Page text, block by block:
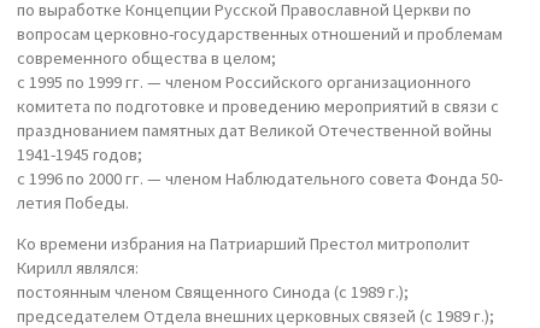
по выработке Концепции Русской Православной Церкви по
вопросам церковно-государственных отношений и проблемам
современного общества в целом;
с 1995 по 1999 гг. — членом Российского организационного
комитета по подготовке и проведению мероприятий в связи с
празднованием памятных дат Великой Отечественной войны
1941-1945 годов;
с 1996 по 2000 гг. — членом Наблюдательного совета Фонда 50-
летия Победы.
Ко времени избрания на Патриарший Престол митрополит
Кирилл являлся:
постоянным членом Священного Синода (с 1989 г.);
председателем Отдела внешних церковных связей (с 1989 г.);